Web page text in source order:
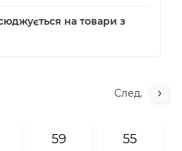
на товари з
След.
59 55